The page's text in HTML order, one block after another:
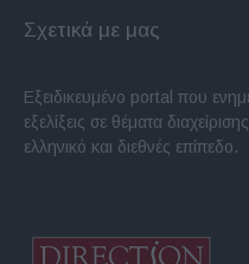
Σχετικά με μας
Εξειδικευμένο portal που
εξελίξεις σε θέματα
ελληνικό και διεθνές επίπεδο.